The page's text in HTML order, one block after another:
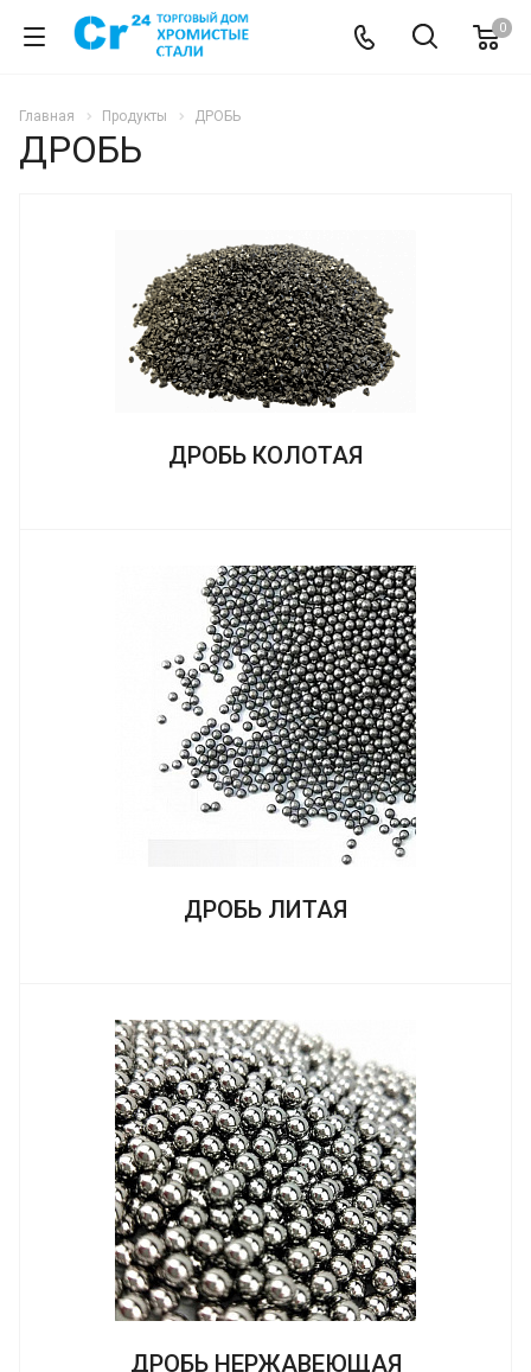
0
Главная Продукты ДРОБЬ
ДРОБЬ
ДРОБЬ КОЛОТАЯ
ДРОБЬ ЛИТАЯ
ДРОБЬ НЕРЖАВЕЮЩАЯ